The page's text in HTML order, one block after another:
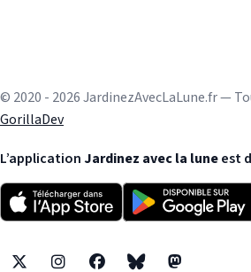
© 2020 - 2026 JardinezAvecLaLune.fr —
GorillaDev
L’application Jardinez avec la luneest